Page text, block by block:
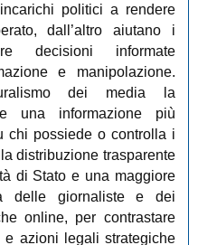
politici a rendere
dall’altro aiutano i
decisioni informate
e manipolazione.
dei media la
una informazione più
chi possiede o controlla i
distribuzione trasparente
di Stato e una maggiore
delle giornaliste e dei
online, per contrastare
e azioni legali strategiche